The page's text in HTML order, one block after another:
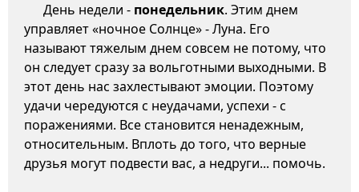
День недели - понедельник. Этим днем
управляет «ночное Солнце» - Луна. Его
называют тяжелым днем совсем не потому, что
он следует сразу за вольготными выходными. В
этот день нас захлестывают эмоции. Поэтому
удачи чередуются с неудачами, успехи - с
поражениями. Все становится ненадежным,
относительным. Вплоть до того, что верные
друзья могут подвести вас, а недруги... помочь.